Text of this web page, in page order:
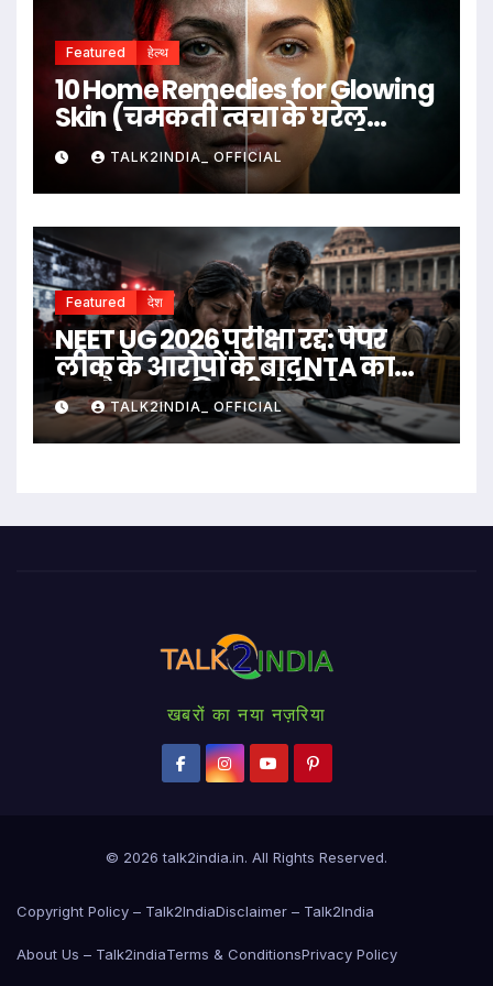
Featured हेल्थ
10 Home Remedies for Glowing
Skin (चमकती त्वचा के घरेलू
उपाय)TALK2INDIA_ OFFICIAL
Featured देश
NEET UG 2026 परीक्षा रद्द: पेपर
लीक के आरोपों के बाद NTA का
बड़ा फैसला, दिल्ली में विरोध
प्रदर्शनTALK2INDIA_ OFFICIAL
खबरों का नया नज़रिया
© 2026talk2india.in. All Rights Reserved.
Copyright Policy – Talk2IndiaDisclaimer – Talk2India
About Us – Talk2indiaTerms & ConditionsPrivacy Policy